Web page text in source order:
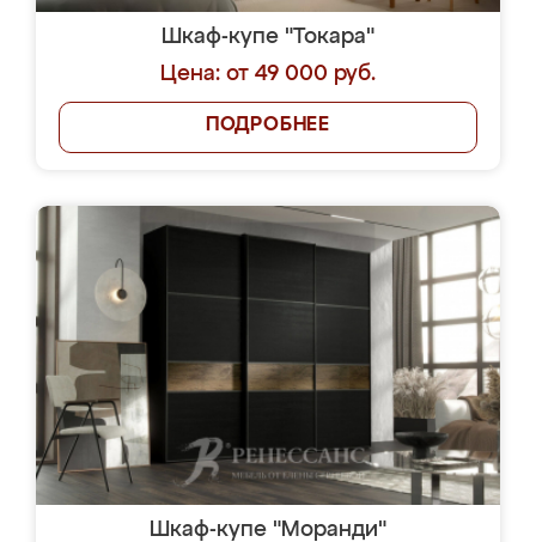
Шкаф-купе "Токара"
Цена: от 49 000 руб.
ПОДРОБНЕЕ
Шкаф-купе "Моранди"